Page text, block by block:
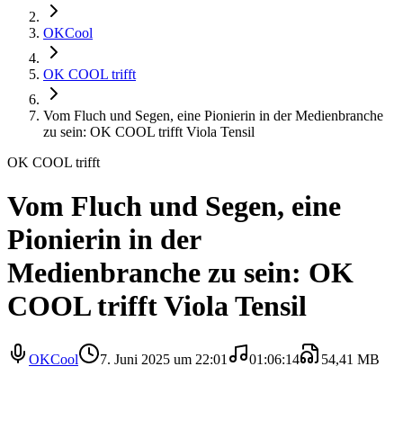
OKCool
OK COOL trifft
Vom Fluch und Segen, eine Pionierin in der Medienbranche
zu sein: OK COOL trifft Viola Tensil
OK COOL trifft
Vom Fluch und Segen, eine
Pionierin in der
Medienbranche zu sein: OK
COOL trifft Viola Tensil
OKCool 7. Juni 2025 um 22:01 01:06:14 54,41 MB